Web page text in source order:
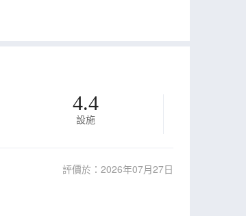
4.4
設施
評價於：2026年07月27日